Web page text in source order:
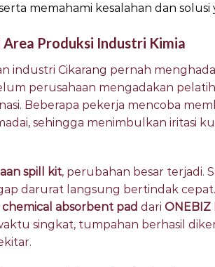
memahami kesalahan dan solusi
Produksi Industri Kimia
industri Cikarang pernah
perusahaan mengadakan
Beberapa pekerja mencoba
sehingga menimbulkan iritasi
spill kit, perubahan besar terjadi.
darurat langsung bertindak
chemical absorbent pad dari ONEBIZ
singkat, tumpahan berhasil